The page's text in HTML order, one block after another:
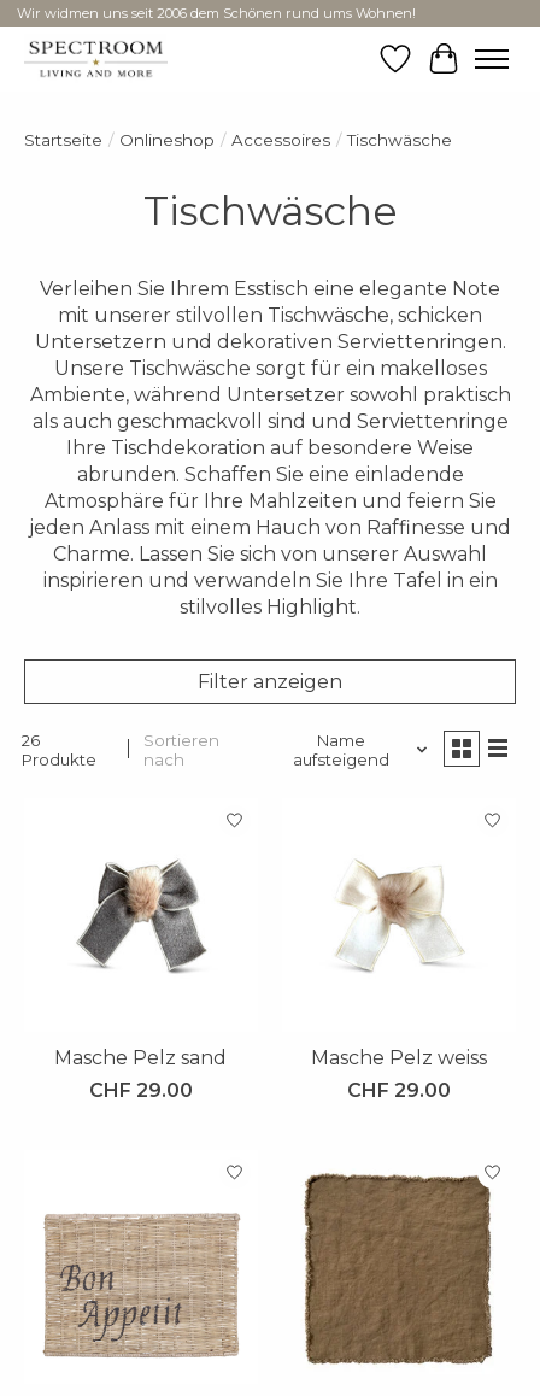
Wir widmen uns seit 2006 dem Schönen rund ums Wohnen!
Wunschzettel
Ihr
Startseite / Onlineshop / Accessoires / Tischwäsche
Tischwäsche
Verleihen Sie Ihrem Esstisch eine elegante Note
mit unserer stilvollen Tischwäsche, schicken
Untersetzern und dekorativen Serviettenringen.
Unsere Tischwäsche sorgt für ein makelloses
Ambiente, während Untersetzer sowohl praktisch
als auch geschmackvoll sind und Serviettenringe
Ihre Tischdekoration auf besondere Weise
abrunden. Schaffen Sie eine einladende
Atmosphäre für Ihre Mahlzeiten und feiern Sie
jeden Anlass mit einem Hauch von Raffinesse und
Charme. Lassen Sie sich von unserer Auswahl
inspirieren und verwandeln Sie Ihre Tafel in ein
stilvolles Highlight.
Filter anzeigen
26
Produkte
Sortieren
nach
Name
aufsteigend
Masche Pelz sand
CHF 29.00
Masche Pelz weiss
CHF 29.00